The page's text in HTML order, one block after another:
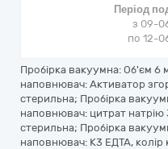
Період
з 09-
по 12-
Пробірка вакуумна: Об'єм 6
наповнювач: Активатор
стерильна; Пробірка
наповнювач: цитрат натрію
стерильна; Пробірка
наповнювач: К3 ЕДТА,